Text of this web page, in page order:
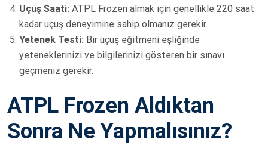
Uçuş Saati: ATPL Frozen almak için genellikle 220 saat
kadar uçuş deneyimine sahip olmanız gerekir.
Yetenek Testi: Bir uçuş eğitmeni eşliğinde
yeteneklerinizi ve bilgilerinizi gösteren bir sınavı
geçmeniz gerekir.
ATPL Frozen Aldıktan
Sonra Ne Yapmalısınız?